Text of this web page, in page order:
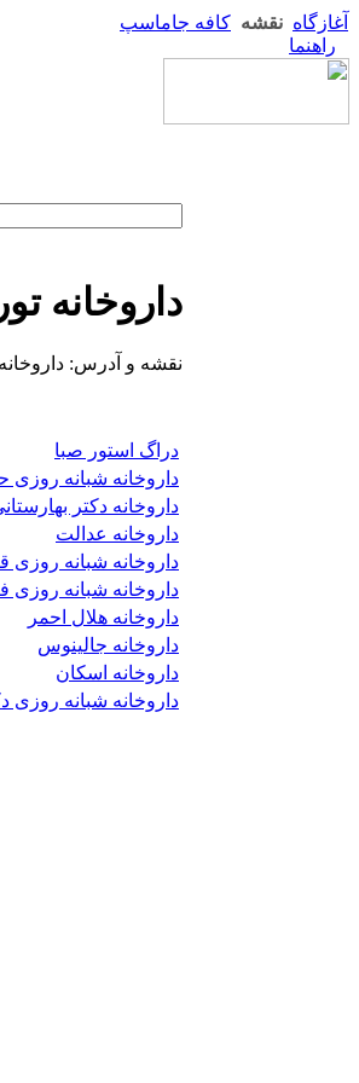
آغازگاه نقشه کافه جاماسپ
راهنما
داروخانه
نقشه و آدرس: داروخانه
دراگ استور صبا
داروخانه شبانه روزی
داروخانه دکتر
داروخانه عدالت
داروخانه شبانه روزی
داروخانه شبانه
داروخانه هلال احمر
داروخانه جالینوس
داروخانه اسکان
داروخانه شبانه روزی